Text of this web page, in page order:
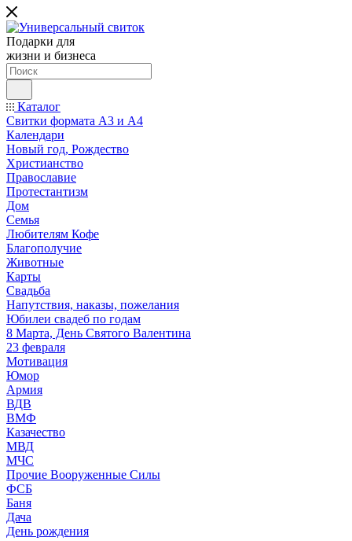
Подарки для
жизни и бизнеса
Каталог
Свитки формата А3 и А4
Календари
Новый год, Рождество
Христианство
Православие
Протестантизм
Дом
Семья
Любителям Кофе
Благополучие
Животные
Карты
Свадьба
Напутствия, наказы, пожелания
Юбилеи свадеб по годам
8 Марта, День Святого Валентина
23 февраля
Мотивация
Юмор
Армия
ВДВ
ВМФ
Казачество
МВД
МЧС
Прочие Вооруженные Силы
ФСБ
Баня
Дача
День рождения